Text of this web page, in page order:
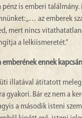
is emberi
„… az emberek
mert nincs
a lelkiismeretét.”
ennek
illatával átitatott
Bár ez nem a
a második isteni